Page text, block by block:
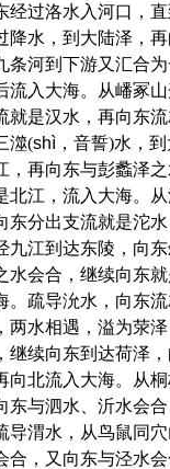
经过洛水入河口，
降水，到大陆泽，
条河到下游又汇合
流入大海。从嶓冢
就是汉水，再向东
澨(shì，音誓)水，
，再向东与彭蠡泽
北江，流入大海。
东分出支流就是沱水
九江到达东陵，向东
水会合，继续向东
。疏导沇水，向东流
两水相遇，溢为荥
继续向东到达荷泽
向北流入大海。从
东与泗水、沂水会
导渭水，从鸟鼠同
合，又向东与泾水